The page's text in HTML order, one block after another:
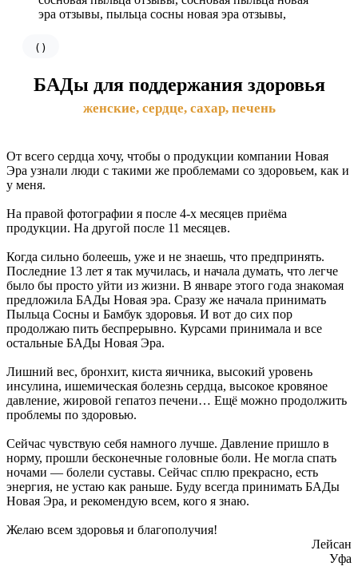
( )
БАДы для поддержания здоровья
женские, сердце, сахар, печень
От всего сердца хочу, чтобы о продукции компании Новая
Эра узнали люди с такими же проблемами со здоровьем, как и
у меня.
На правой фотографии я после 4-х месяцев приёма
продукции. На другой после 11 месяцев.
Когда сильно болеешь, уже и не знаешь, что предпринять.
Последние 13 лет я так мучилась, и начала думать, что легче
было бы просто уйти из жизни. В январе этого года знакомая
предложила БАДы Новая эра. Сразу же начала принимать
Пыльца Сосны и Бамбук здоровья. И вот до сих пор
продолжаю пить беспрерывно. Курсами принимала и все
остальные БАДы Новая Эра.
Лишний вес, бронхит, киста яичника, высокий уровень
инсулина, ишемическая болезнь сердца, высокое кровяное
давление, жировой гепатоз печени… Ещё можно продолжить
проблемы по здоровью.
Сейчас чувствую себя намного лучше. Давление пришло в
норму, прошли бесконечные головные боли. Не могла спать
ночами — болели суставы. Сейчас сплю прекрасно, есть
энергия, не устаю как раньше. Буду всегда принимать БАДы
Новая Эра, и рекомендую всем, кого я знаю.
Желаю всем здоровья и благополучия!
Лейсан
Уфа